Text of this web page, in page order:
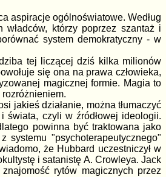
aspiracje ogólnoświatowe. Według
którzy poprzez szantaż i
system demokratyczny - w
tej liczącej dziś kilka milionów
się ona na prawa człowieka,
magicznej formie. Magia to
jakieś działanie, można tłumaczyć
świata, czyli w źródłowej ideologii.
powinna być traktowana jako
systemu "psychoterapeutycznego"
że Hubbard uczestniczył w
i satanistę A. Crowleya. Jack
rytów magicznych przez